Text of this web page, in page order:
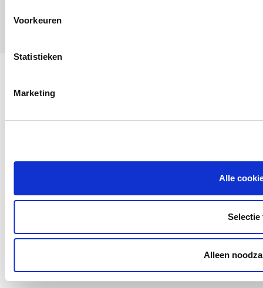
Voorkeuren
Statistieken
Marketing
Alle
Selectie
Alleen
000064